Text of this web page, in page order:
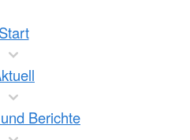
Start
Berichte